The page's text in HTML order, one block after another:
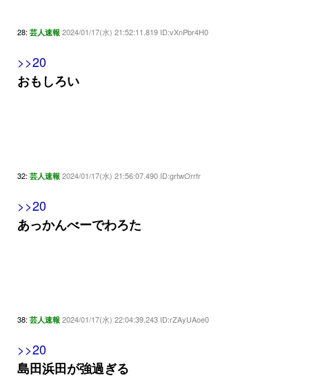
28: 芸人速報 2024/01/17(水) 21:52:11.819 ID:vXnPbr4H0
>>20
おもしろい
32: 芸人速報 2024/01/17(水) 21:56:07.490 ID:grtwOrrfr
>>20
あっかんべーでわろた
38: 芸人速報 2024/01/17(水) 22:04:39.243 ID:rZAyUAoe0
>>20
島田浜田が強過ぎる